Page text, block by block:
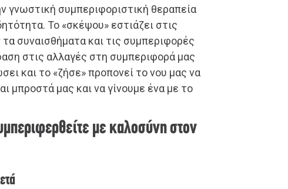
γνωστική συμπεριφοριστική θεραπεία
Το «σκέψου» εστιάζει στις
συναισθήματα και τις συμπεριφορές
στις αλλαγές στη συμπεριφορά μας
και το «ζήσε» προπονεί το νου μας να
μπροστά μας και να γίνουμε ένα με το
με καλοσύνη στον